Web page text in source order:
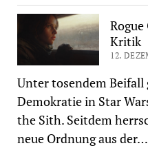
Kritik
12.
Unter tosendem Beifall
Demokratie in Star
the Sith. Seitdem
neue Ordnung aus der…